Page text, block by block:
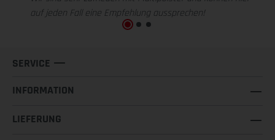
auf jeden Fall eine Empfehlung aussprechen!
SERVICE
INFORMATION
LIEFERUNG